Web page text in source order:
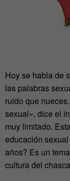
Hoy se habla de
las palabras
ruido que
sexual», dice el
muy limitado.
educación
años? Es un
cultura del